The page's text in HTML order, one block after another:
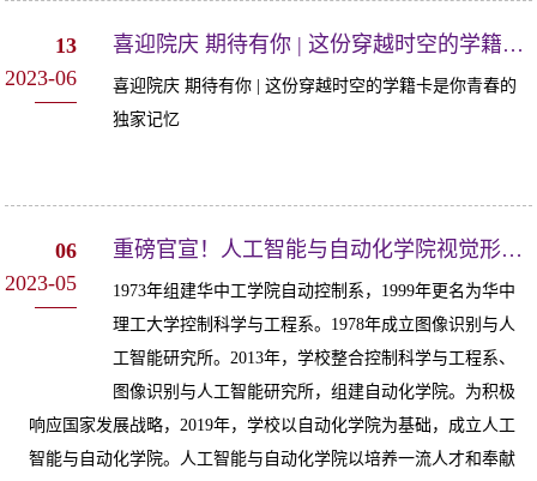
13
2023-06
喜迎院庆 期待有你 | 这份穿越时空的学籍卡是你青春的独家记忆
喜迎院庆 期待有你 | 这份穿越时空的学籍卡是你青春的
独家记忆
06
2023-05
重磅官宣！人工智能与自动化学院视觉形象识别系统（VI）全新发布
1973年组建华中工学院自动控制系，1999年更名为华中
理工大学控制科学与工程系。1978年成立图像识别与人
工智能研究所。2013年，学校整合控制科学与工程系、
图像识别与人工智能研究所，组建自动化学院。为积极
响应国家发展战略，2019年，学校以自动化学院为基础，成立人工
智能与自动化学院。人工智能与自动化学院以培养一流人才和奉献